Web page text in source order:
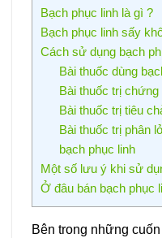
Bạch phục linh là gì ?
Bạch phục linh sấy
Cách sử dụng bạch
Bài thuốc dùng
Bài thuốc trị
Bài thuốc trị tiêu
Bài thuốc trị phân
bạch phục linh
Một số lưu ý khi sử
Ở đâu bán bạch phục
Bên trong những